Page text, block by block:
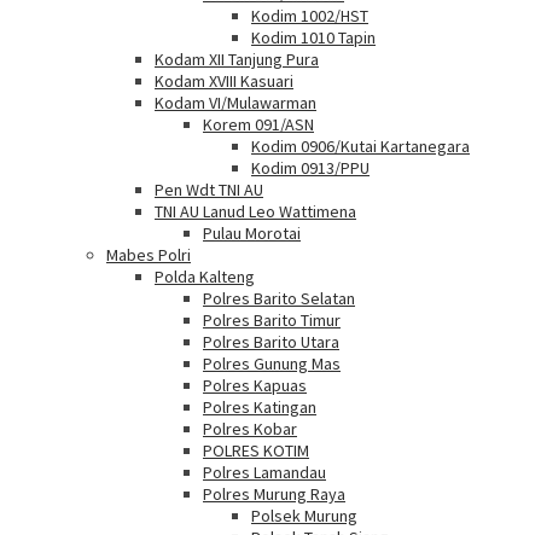
Kodim 1002/HST
Kodim 1010 Tapin
Kodam XII Tanjung Pura
Kodam XVIII Kasuari
Kodam VI/Mulawarman
Korem 091/ASN
Kodim 0906/Kutai Kartanegara
Kodim 0913/PPU
Pen Wdt TNI AU
TNI AU Lanud Leo Wattimena
Pulau Morotai
Mabes Polri
Polda Kalteng
Polres Barito Selatan
Polres Barito Timur
Polres Barito Utara
Polres Gunung Mas
Polres Kapuas
Polres Katingan
Polres Kobar
POLRES KOTIM
Polres Lamandau
Polres Murung Raya
Polsek Murung